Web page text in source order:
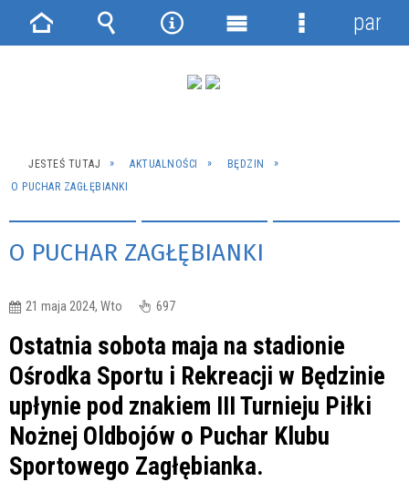
JESTEŚ TUTAJ AKTUALNOŚCI
BĘDZIN
O PUCHAR ZAGŁĘBIANKI
O PUCHAR ZAGŁĘBIANKI
21 maja 2024, Wto 697
Ostatnia sobota maja na stadionie
Ośrodka Sportu i Rekreacji w Będzinie
upłynie pod znakiem III Turnieju Piłki
Nożnej Oldbojów o Puchar Klubu
Sportowego Zagłębianka.
Strona Wyszukiwarka
NarzędziaMenu
Menu
panel